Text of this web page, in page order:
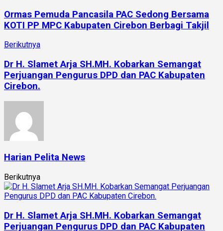
Ormas Pemuda Pancasila PAC Sedong Bersama
KOTI PP MPC Kabupaten Cirebon Berbagi Takjil
Berikutnya
Dr H. Slamet Arja SH.MH. Kobarkan Semangat
Perjuangan Pengurus DPD dan PAC Kabupaten
Cirebon.
Harian Pelita News
Berikutnya
Dr H. Slamet Arja SH.MH. Kobarkan Semangat
Perjuangan Pengurus DPD dan PAC Kabupaten